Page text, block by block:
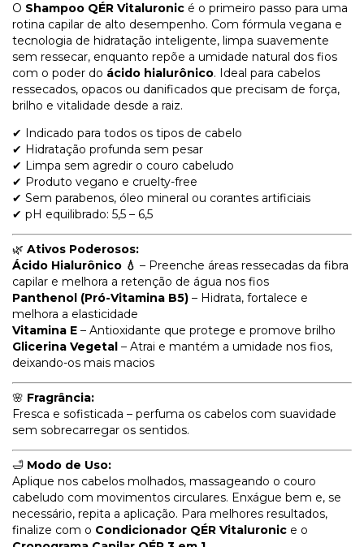
O Shampoo QÉR Vitaluronic é o primeiro passo para uma
rotina capilar de alto desempenho. Com fórmula vegana e
tecnologia de hidratação inteligente, limpa suavemente
sem ressecar, enquanto repõe a umidade natural dos fios
com o poder do ácido hialurônico. Ideal para cabelos
ressecados, opacos ou danificados que precisam de força,
brilho e vitalidade desde a raiz.
✔ Indicado para todos os tipos de cabelo
✔ Hidratação profunda sem pesar
✔ Limpa sem agredir o couro cabeludo
✔ Produto vegano e cruelty-free
✔ Sem parabenos, óleo mineral ou corantes artificiais
✔ pH equilibrado: 5,5 – 6,5
🌿 Ativos Poderosos:
Ácido Hialurônico 💧 – Preenche áreas ressecadas da fibra
capilar e melhora a retenção de água nos fios
Panthenol (Pró-Vitamina B5) – Hidrata, fortalece e
melhora a elasticidade
Vitamina E – Antioxidante que protege e promove brilho
Glicerina Vegetal – Atrai e mantém a umidade nos fios,
deixando-os mais macios
🌸 Fragrância:
Fresca e sofisticada – perfuma os cabelos com suavidade
sem sobrecarregar os sentidos.
🛁 Modo de Uso:
Aplique nos cabelos molhados, massageando o couro
cabeludo com movimentos circulares. Enxágue bem e, se
necessário, repita a aplicação. Para melhores resultados,
finalize com o Condicionador QÉR Vitaluronic e o